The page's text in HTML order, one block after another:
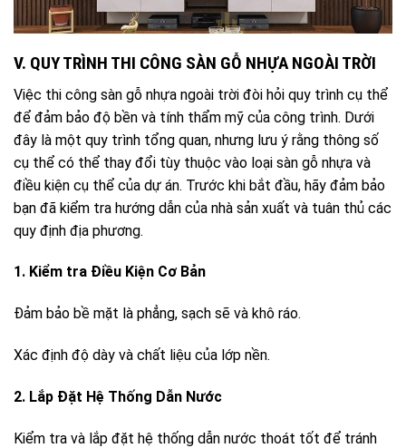
V. QUY TRÌNH THI CÔNG SÀN GỖ NHỰA NGOÀI TRỜI
Việc thi công sàn gỗ nhựa ngoài trời đòi hỏi quy trình cụ thể
để đảm bảo độ bền và tính thẩm mỹ của công trình. Dưới
đây là một quy trình tổng quan, nhưng lưu ý rằng thông số
cụ thể có thể thay đổi tùy thuộc vào loại sàn gỗ nhựa và
điều kiện cụ thể của dự án. Trước khi bắt đầu, hãy đảm bảo
bạn đã kiểm tra hướng dẫn của nhà sản xuất và tuân thủ các
quy định địa phương.
1. Kiểm tra Điều Kiện Cơ Bản
Đảm bảo bề mặt là phẳng, sạch sẽ và khô ráo.
Xác định độ dày và chất liệu của lớp nền.
2. Lắp Đặt Hệ Thống Dẫn Nước
Kiểm tra và lắp đặt hệ thống dẫn nước thoát tốt để tránh